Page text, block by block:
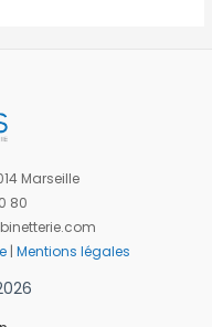
Marseille
80
| Mentions légales